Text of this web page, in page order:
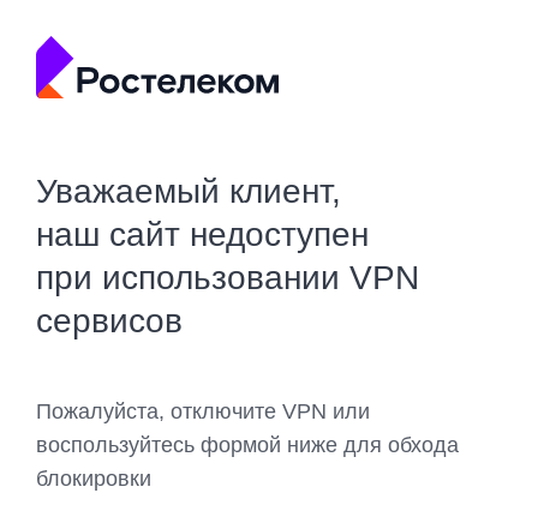
Уважаемый клиент,
наш сайт недоступен
при использовании VPN
сервисов
Пожалуйста, отключите VPN или
воспользуйтесь формой ниже для обхода
блокировки